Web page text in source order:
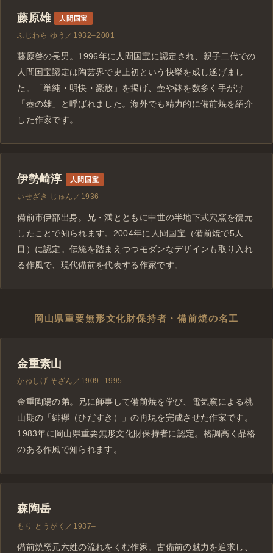
藤原雄 人間国宝
ふじわら ゆう／1932–2001
藤原啓の長男。1996年に人間国宝に認定され、親子二代での
人間国宝認定は陶芸界で史上初という快挙を成し遂げまし
た。「単純・明快・豪放」を掲げ、壺や鉢を数多く手がけ
「壺の雄」と呼ばれました。海外でも精力的に備前焼を紹介
した作家です。
伊勢崎淳 人間国宝
いせざき じゅん／1936–
備前市伊部出身。兄・満とともに中世の半地下式穴窯を復元
したことで知られます。2004年に人間国宝（備前焼で5人
目）に認定。伝統を踏まえつつモダンなデザインも取り入れ
る作風で、現代備前を代表する作家です。
岡山県重要無形文化財保持者・備前焼の名工
金重素山
かねしげ そざん／1909–1995
金重陶陽の弟。兄に師事して備前焼を学び、電気窯による桃
山期の「緋襷（ひだすき）」の再現を完成させた作家です。
1983年に岡山県重要無形文化財保持者に認定。格調高く品格
のある作風で知られます。
森陶岳
もり とうがく／1937–
備前焼窯元六姓の流れをくむ作家。古備前の魅力を追求し、